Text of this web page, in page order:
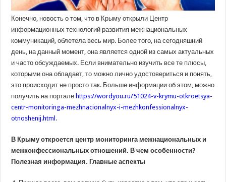
Конечно, новость о том, что в Крыму открыли Центр
информационных технологий развития межнациональных
коммуникаций, облетела весь мир. Более того, на сегодняшний
день, на данный момент, она является одной из самых актуальных
и часто обсуждаемых. Если внимательно изучить все те плюсы,
которыми она обладает, то можно лично удостовериться и понять,
это происходит не просто так. Больше информации об этом, можно
получить на портале https://wordyou.ru/51024-v-krymu-otkroetsya-
centr-monitoringa-mezhnacionalnyx-i-mezhkonfessionalnyx-
otnoshenij.html .
В Крыму откроется центр мониторинга межнациональных и
межконфессиональных отношений. В чем особенности?
Полезная информация. Главные аспекты